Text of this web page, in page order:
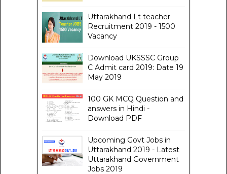
Uttarakhand Lt teacher
Recruitment 2019 - 1500
Vacancy
Download UKSSSC Group
C Admit card 2019: Date 19
May 2019
100 GK MCQ Question and
answers in Hindi -
Download PDF
Upcoming Govt Jobs in
Uttarakhand 2019 - Latest
Uttarakhand Government
Jobs 2019